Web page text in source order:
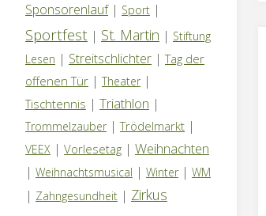
Sponsorenlauf| Sport |
Sportfest | St. Martin | Stiftung
Lesen | Streitschlichter |Tag der
offenen Tür | Theater |
Tischtennis | Triathlon |
Trommelzauber |Trödelmarkt |
VEEX | Vorlesetag | Weihnachten
| Weihnachtsmusical | Winter | WM
| Zahngesundheit | Zirkus